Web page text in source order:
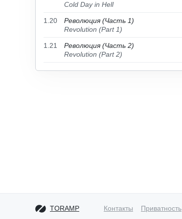
Cold Day in Hell
1.20
Революция (Часть 1)
Revolution (Part 1)
1.21
Революция (Часть 2)
Revolution (Part 2)
TORAMP Контакты Приватность